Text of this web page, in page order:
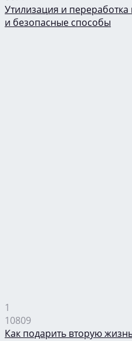
Утилизация и
и безопасные способы
1
10809
Как подарить вторую